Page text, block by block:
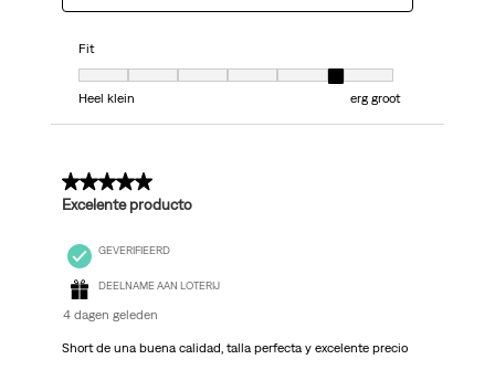
Fit
Fit, 6 van 7, waarbij 1 gelijk is aan Heel klein en 7 gelijk is aan erg groot
Heel klein
erg groot
5 van 5 sterren.
Excelente producto
GEVERIFIEERD
DEELNAME AAN LOTERIJ
4 dagen geleden
Short de una buena calidad, talla perfecta y excelente precio